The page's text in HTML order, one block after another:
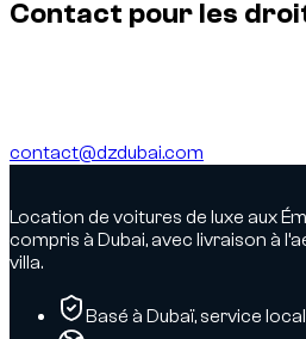
Contact pour les
contact@dzdubai.com
Location de voitures de luxe aux
compris à Dubai, avec livraison à
villa.
Basé à Dubaï, service